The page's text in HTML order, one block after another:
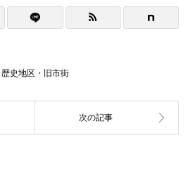
歴史地区・旧市街